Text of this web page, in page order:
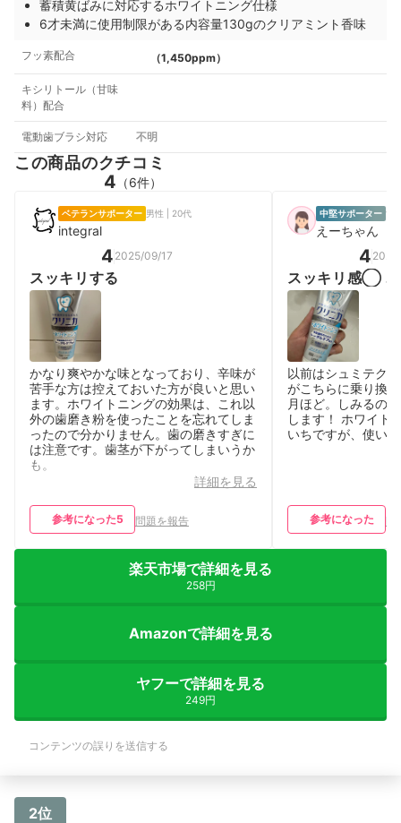
蓄積黄ばみに対応するホワイトニング仕様
6才未満に使用制限がある内容量130gのクリアミント香味
フッ素配合 （1,450ppm）
キシリトール（甘味
料）配合
電動歯ブラシ対応 不明
この商品のクチコミ
4 （6件）
ベテランサポーター 男性 | 20代
integral
4 2025/09/17
スッキリする
かなり爽やかな味となっており、辛味が
苦手な方は控えておいた方が良いと思い
ます。ホワイトニングの効果は、これ以
外の歯磨き粉を使ったことを忘れてしま
ったので分かりません。歯の磨きすぎに
は注意です。歯茎が下がってしまいうか
も。
詳細を見る
参考になった5 問題を報告
中堅サポーター 女
えーちゃん
4
スッキリ感◯ ホ
効果はよく分か
以前はシュミテク
がこちらに乗り換
月ほど。しみるの
します！ ホワイト
いちですが、使い
参考になった
楽天市場で詳細を見る
258円
Amazonで詳細を見る
ヤフーで詳細を見る
249円
コンテンツの誤りを送信する
2位